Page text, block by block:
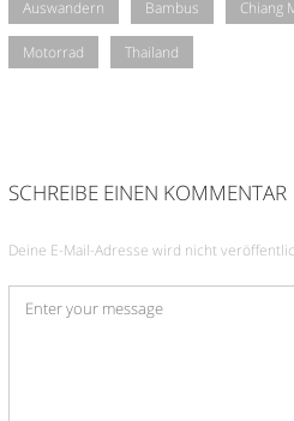
Auswandern Bambus Chiang
Motorrad Thailand
SCHREIBE EINEN KOMMENTAR
Deine E-Mail-Adresse wird nicht
Kommentar